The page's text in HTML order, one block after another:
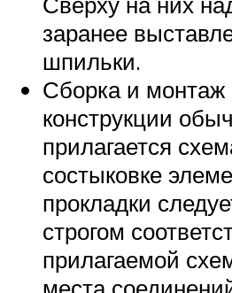
заранее
шпильки.
Сборка и
конструкции
прилагается
состыковке
прокладки
строгом
прилагаемой